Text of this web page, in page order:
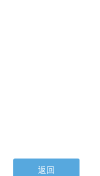
返回